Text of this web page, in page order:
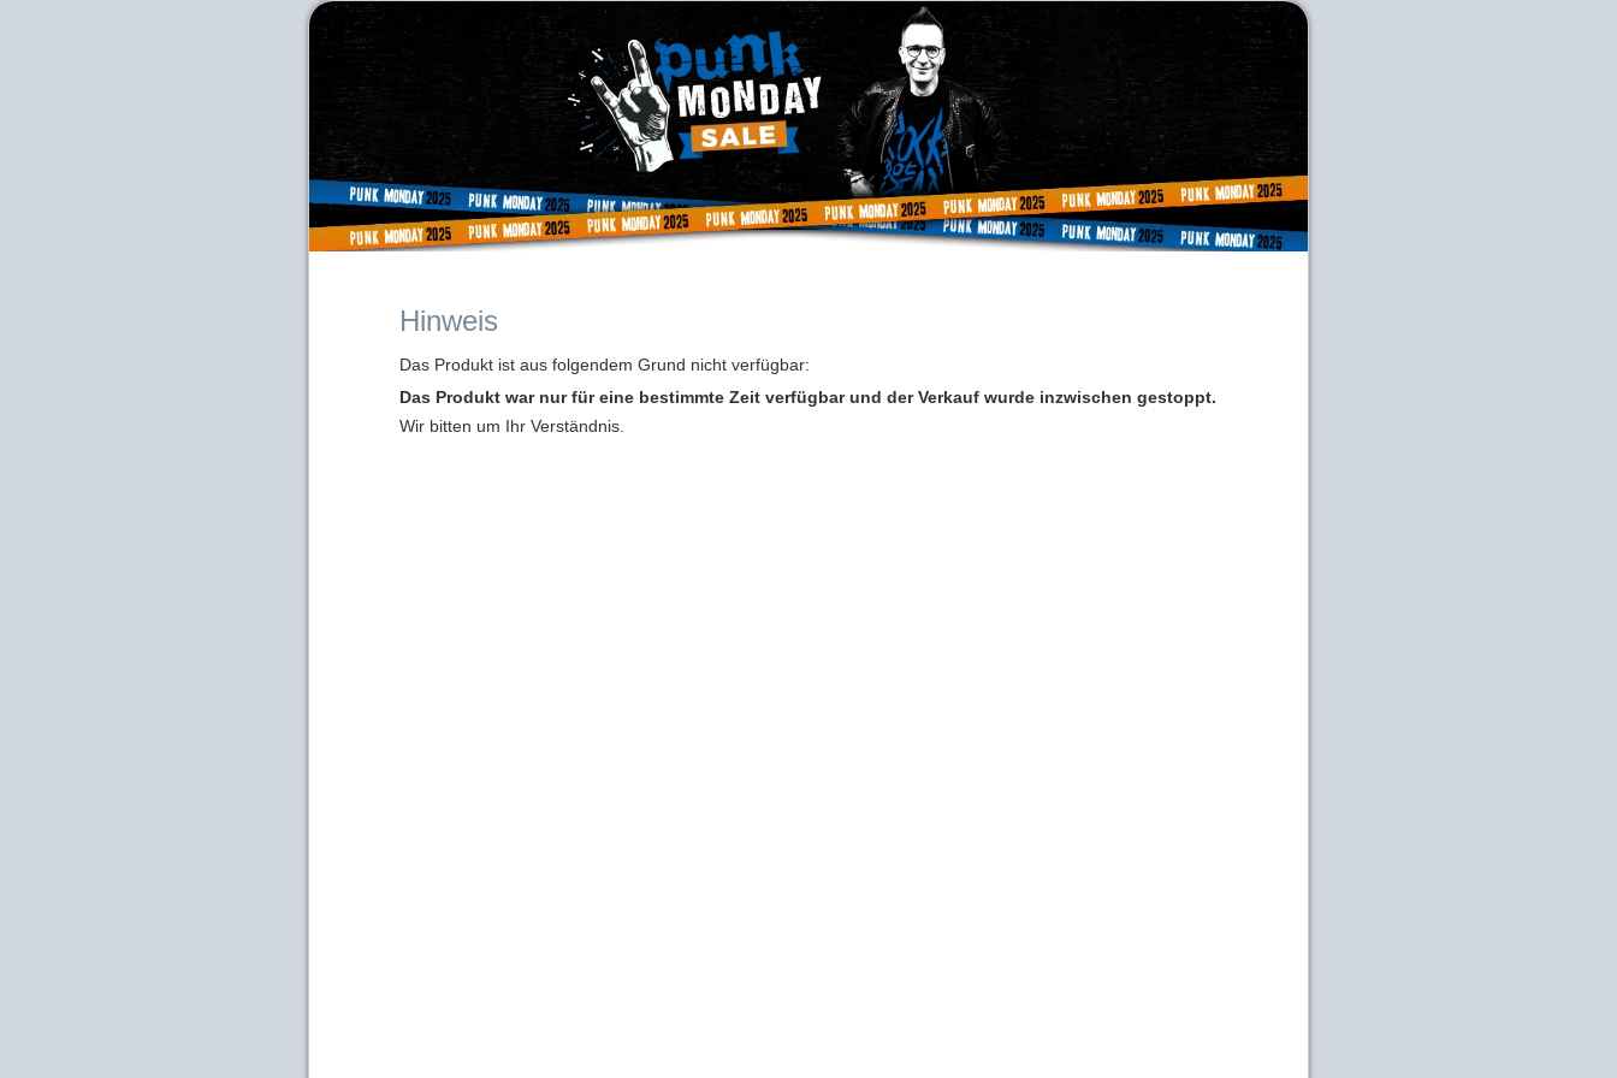
Hinweis
Das Produkt ist aus folgendem Grund nicht verfügbar:
Das Produkt war nur für eine bestimmte Zeit verfügbar und der Verkauf wurde inzwischen gestoppt.
Wir bitten um Ihr Verständnis.